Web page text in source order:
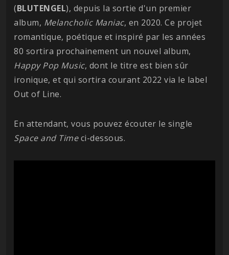
(BLUTENGEL), depuis la sortie d'un premier
album, Melancholic Maniac, en 2020. Ce projet
romantique, poétique et inspiré par les années
80 sortira prochainement un nouvel album,
Happy Pop Music, dont le titre est bien sûr
ironique, et qui sortira courant 2022 via le label
Out of Line.
En attendant, vous pouvez écouter le single
Space and Timeci-dessous.